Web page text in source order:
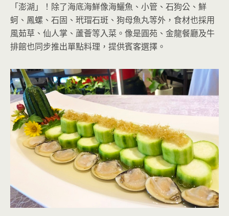
「澎湖」！除了海底海鮮像海鱺魚、小管、石狗公、鮮
蚵、鳳螺、石固、玳瑁石斑、狗母魚丸等外，食材也採用
風茹草、仙人掌、蘆薈等入菜。像是圓苑、金龍餐廳及牛
排館也同步推出單點料理，提供賓客選擇。